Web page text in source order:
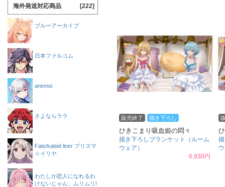
販売終了 描き下ろし
ひきこまり吸血姫の悶々
描き下ろしブランケット（ルーム
ウェア）
6,930円
海外発送対応商品 [222]
ブルーアーカイブ
日本ファルコム
anemoi
さよならララ
Fate/kaleid liner プリズマ
☆イリヤ
わたしが恋人になれるわ
けないじゃん、ムリムリ!